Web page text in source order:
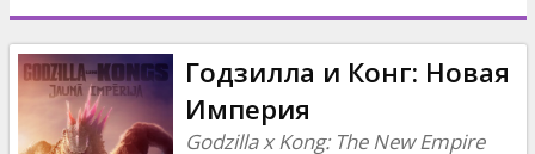
Новости
Подарки
Годзилла и Конг: Новая
Империя
Godzilla x Kong: The New Empire